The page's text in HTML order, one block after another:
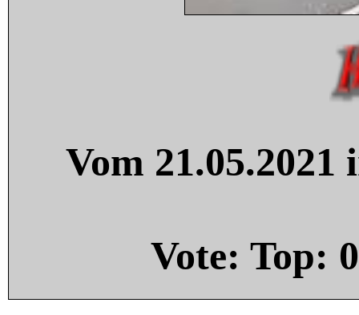
Vom
Vote: Top: 0